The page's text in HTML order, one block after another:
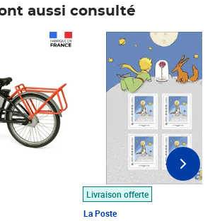
aussi consulté
Livraison offerte
La Poste
Prix 7,50€